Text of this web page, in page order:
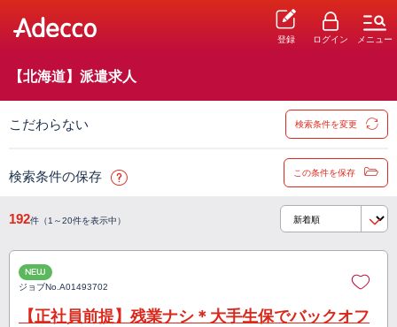
登録 ログイン メニュー
【北海道】派遣求人
こだわらない 検索条件を変更
検索条件の保存 この条件を保存
192件（1～20件を表示中）
NEW
ジョブNo.A01493702
【正社員前提】残業ナシ＊大手生保でバックオフ